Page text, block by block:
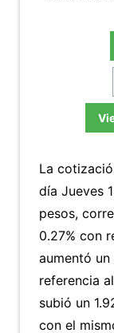
La
día Jueves
pesos,
0.27% con
aumentó un
referencia
subió un
con el